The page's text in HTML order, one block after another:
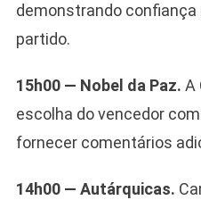
demonstrando
partido.
15h00 — Nobel da Paz. A
escolha do vencedor
fornecer comentários
14h00 — Autárquicas.